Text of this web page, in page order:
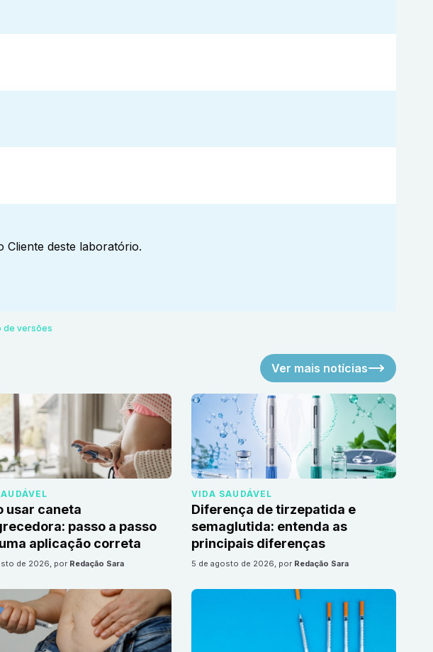
deste laboratório.
de versões
Ver mais notícias
usar caneta
passo a passo
aplicação correta
de 2026, por Redação Sara
VIDA SAUDÁVEL
Diferença de tirzepatida e
semaglutida: entenda as
principais diferenças
5 de agosto de 2026, por Redação Sara